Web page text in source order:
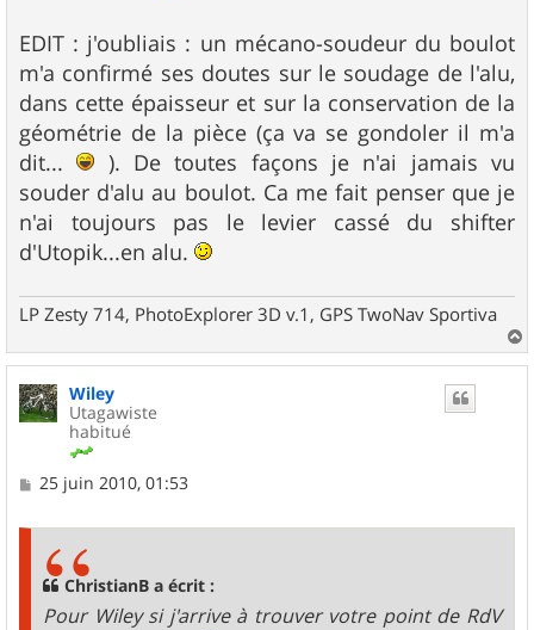
EDIT : j'oubliais : un mécano-soudeur du boulot
m'a confirmé ses doutes sur le soudage de l'alu,
dans cette épaisseur et sur la conservation de la
géométrie de la pièce (ça va se gondoler il m'a
dit...
). De toutes façons je n'ai jamais vu
souder d'alu au boulot. Ca me fait penser que je
n'ai toujours pas le levier cassé du shifter
d'Utopik...en alu.
LP Zesty 714, PhotoExplorer 3D v.1, GPS TwoNav Sportiva
a
u
Wiley
Utagawiste
habitué
M
25 juin 2010, 01:53
ChristianB a écrit :
Pour Wiley si j'arrive à trouver votre point de RdV